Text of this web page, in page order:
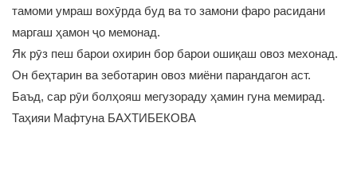
тамоми умраш вохӯрда буд ва то замони фаро расидани
маргаш ҳамон ҷо мемонад.
Як рӯз пеш барои охирин бор барои ошиқаш овоз мехонад.
Он беҳтарин ва зеботарин овоз миёни парандагон аст.
Баъд, сар рӯи болҳояш мегузораду ҳамин гуна мемирад.
Таҳияи Мафтуна БАХТИБЕКОВА